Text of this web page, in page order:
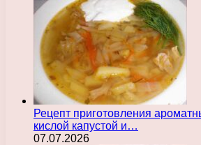
Рецепт приготовления
кислой капустой и…
07.07.2026